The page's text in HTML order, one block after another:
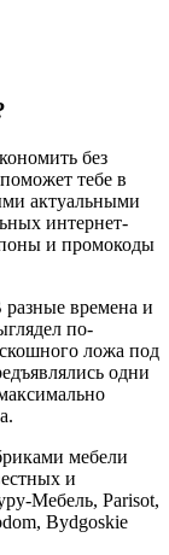
без
тебе в
актуальными
интернет-
и промокоды
разные времена и
по-
ложа под
одни
мебели
и
Мебель, Parisot,
Bydgoskie